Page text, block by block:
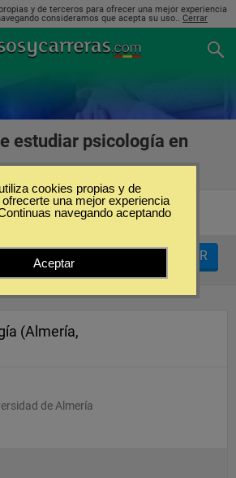
y de terceros para ofrecer una mejor experiencia
consideramos que acepta su uso.. Cerrar
estudiar psicología en
FILTRAR
(Almería,
de Almería
cookies propias y de
una mejor experiencia
navegando aceptando
Aceptar